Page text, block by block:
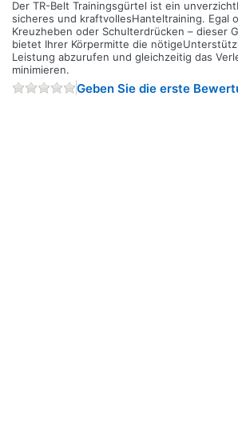
Der TR-Belt Trainingsgürtel ist ein
sicheres und kraftvollesHanteltraining. Egal
Kreuzheben oder Schulterdrücken – dieser
bietet Ihrer Körpermitte die
Leistung abzurufen und gleichzeitig das
minimieren.
Geben Sie die erste